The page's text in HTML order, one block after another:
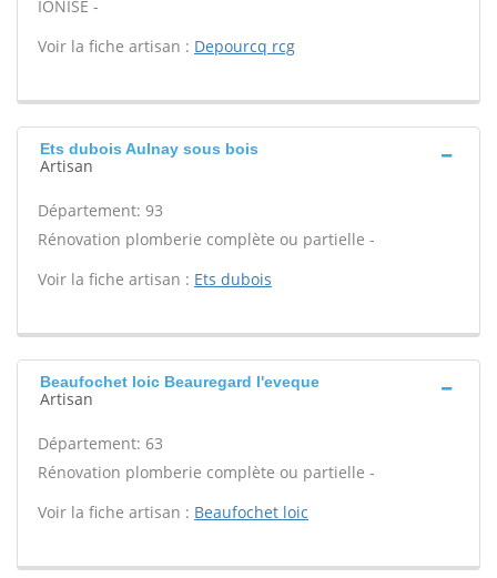
IONISE -
Voir la fiche artisan : Depourcq rcg
Ets dubois Aulnay sous bois
Artisan
Département: 93
Rénovation plomberie complète ou partielle -
Voir la fiche artisan : Ets dubois
Beaufochet loic Beauregard l'eveque
Artisan
Département: 63
Rénovation plomberie complète ou partielle -
Voir la fiche artisan : Beaufochet loic